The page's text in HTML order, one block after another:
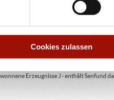
Cookies zulassen
/ Gerste A4 - enthält
gewonnene Erzeugnisse E - enthält
sowie daraus gewonnene
gewonnene Erzeugnisse / Walnüsse
gewonnene Erzeugnisse /
Erzeugnisse J - enthält Senf und